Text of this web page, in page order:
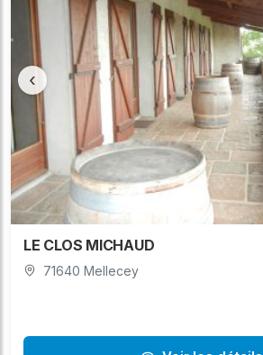
‹
LE CLOS MICHAUD
71640 Mellecey